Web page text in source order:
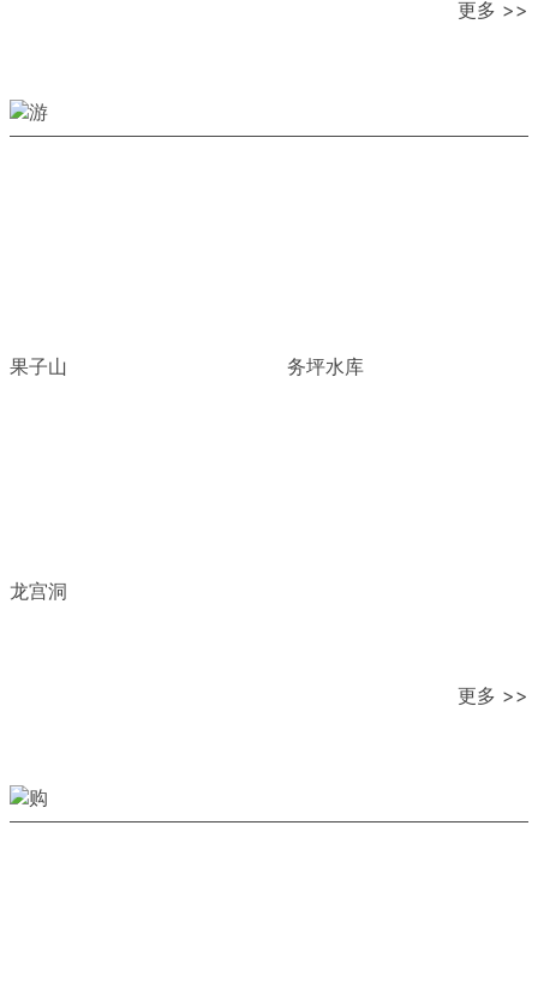
更多 >>
果子山 务坪水库
龙宫洞
更多 >>